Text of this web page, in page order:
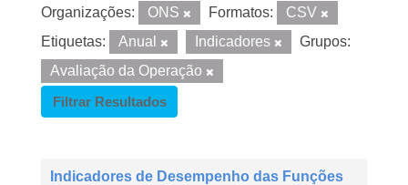
Organizações: ONS Formatos:
CSV
Etiquetas:
Anual Indicadores
Grupos:
Avaliação da Operação
Filtrar Resultados
Indicadores de Desempenho das Funções